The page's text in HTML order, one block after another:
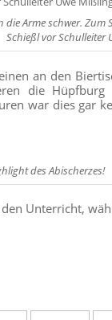
die Arme schwer. Zum
Schießl vor Schulleiter
an den
die
war dies gar
des Abischerzes!
Unterricht,